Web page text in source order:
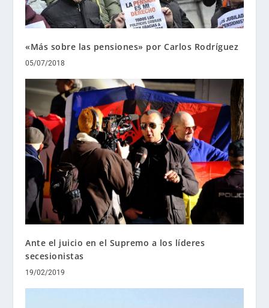
«Más sobre las pensiones» por Carlos Rodríguez
05/07/2018
Ante el juicio en el Supremo a los líderes
secesionistas
19/02/2019